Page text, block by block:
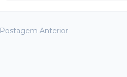
Postagem Anterior